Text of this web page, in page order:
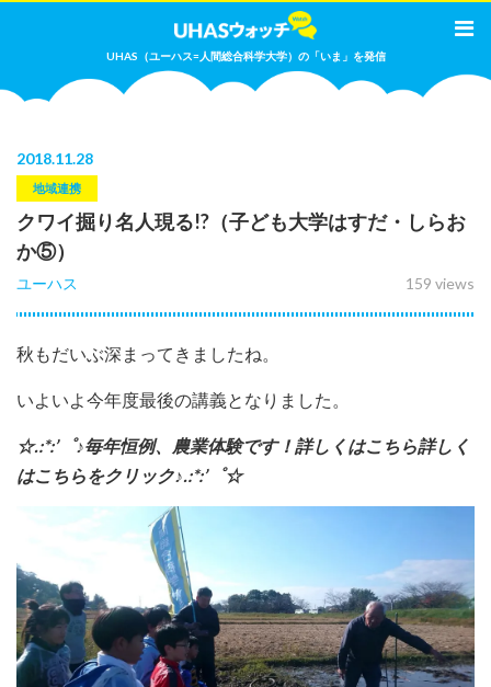
UHAS（ユーハス=人間総合科学大学）の「いま」を発信
2018.11.28
地域連携
クワイ掘り名人現る!?（子ども大学はすだ・しらお
か⑤）
159 views
ユーハス
秋もだいぶ深まってきましたね。
いよいよ今年度最後の講義となりました。
☆.:*:’゜♪毎年恒例、農業体験です！詳しくはこちら詳しく
はこちらをクリック♪.:*:’゜☆